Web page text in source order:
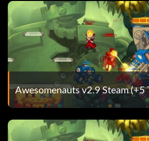
Awesomenauts v2.9 Steam (+5